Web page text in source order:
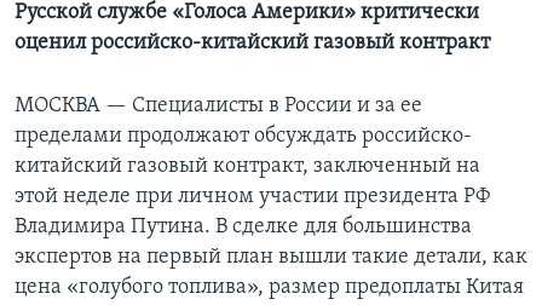
Русской службе «Голоса Америки» критически
оценил российско-китайский газовый контракт
МОСКВА — Специалисты в России и за ее
пределами продолжают обсуждать российско-
китайский газовый контракт, заключенный на
этой неделе при личном участии президента РФ
Владимира Путина. В сделке для большинства
экспертов на первый план вышли такие детали, как
цена «голубого топлива», размер предоплаты Китая